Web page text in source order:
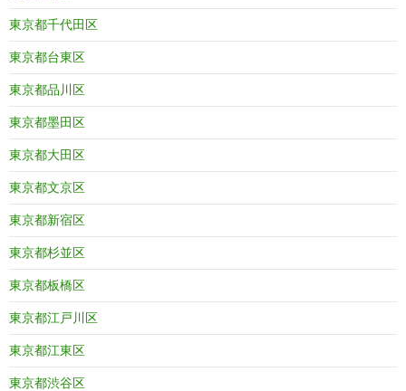
東京都千代田区
東京都台東区
東京都品川区
東京都墨田区
東京都大田区
東京都文京区
東京都新宿区
東京都杉並区
東京都板橋区
東京都江戸川区
東京都江東区
東京都渋谷区